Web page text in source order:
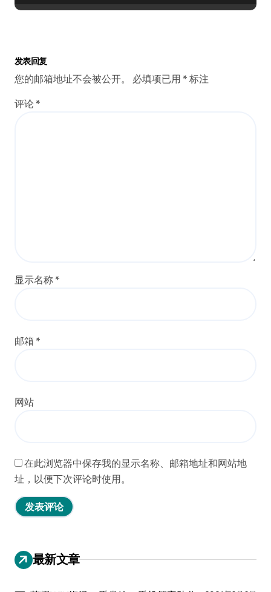
发表回复
您的邮箱地址不会被公开。 必填项已用 * 标注
评论 *
显示名称 *
邮箱 *
网站
在此浏览器中保存我的显示名称、邮箱地址和网站地
址，以便下次评论时使用。
最新文章